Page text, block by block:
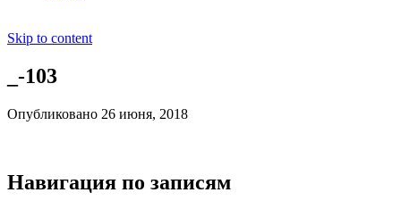
Skip to content
_-103
Опубликовано 26 июня, 2018
Навигация по записям